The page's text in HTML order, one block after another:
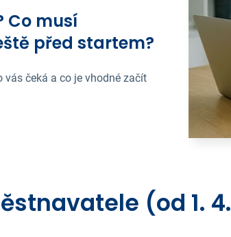
Co musí
před startem?
vás čeká a co je vhodné začít
(od 1.